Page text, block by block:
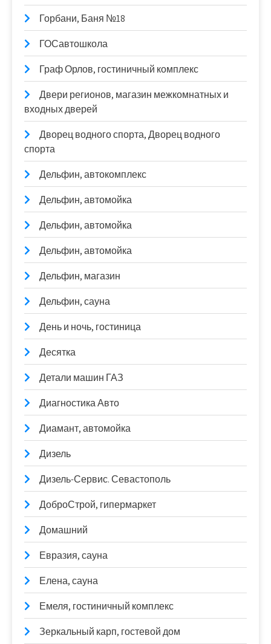
Горбани, Баня №18
ГОСавтошкола
Граф Орлов, гостиничный комплекс
Двери регионов, магазин межкомнатных и
входных дверей
Дворец водного спорта, Дворец водного
спорта
Дельфин, автокомплекс
Дельфин, автомойка
Дельфин, автомойка
Дельфин, автомойка
Дельфин, магазин
Дельфин, сауна
День и ночь, гостиница
Десятка
Детали машин ГАЗ
Диагностика Авто
Диамант, автомойка
Дизель
Дизель-Сервис. Севастополь
ДоброСтрой, гипермаркет
Домашний
Евразия, сауна
Елена, сауна
Емеля, гостиничный комплекс
Зеркальный карп, гостевой дом